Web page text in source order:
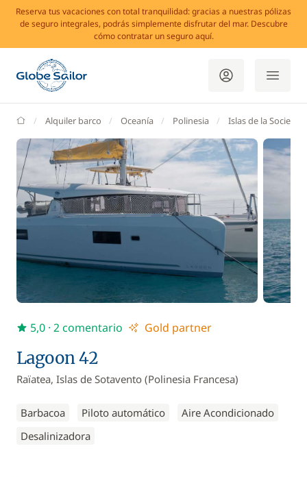
Reserva tus vacaciones con total tranquilidad: gracias a nuestras pólizas
de seguro integrales, podrás simplemente disfrutar del mar. Descubre
cómo contratar un seguro aquí.
GlobeSailor
Alquiler barco Oceanía Polinesia Islas de la Sociedad
Lagoon 42
Raïatea, Islas de Sotavento (Polinesia Francesa)
Barbacoa Piloto automático
Aire Acondicionado
Desalinizadora
5,0 · 2 comentario Gold partner